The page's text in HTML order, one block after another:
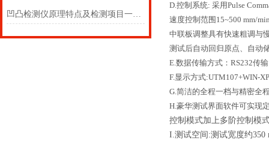
凹凸检测仪原理特点及检测项目一览，来看看吧
D.控制系统: 采用Pulse
速度控制范围15~500 mm/
中联板调整具有快速粗调与
测试后自动回归原点、自动
E.数据传输方式：RS232传输
F.显示方式:UTM107+WIN-
G.简洁的全程一档与精密全
H.豪华测试界面软件可实现
控制模式加上多阶控制模
I.测试空间:测试宽度约350